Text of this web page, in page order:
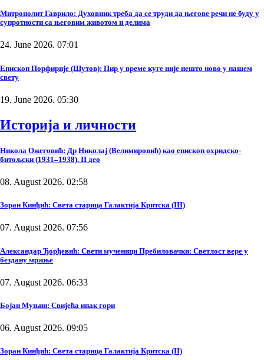
Митрополит Гаврило: Духовник треба да се труди да његове речи не буду у
супротности са његовим животом и делима
24. June 2026. 07:01
Епископ Порфирије (Шутов): Пир у време куге није нешто ново у нашем
свету
19. June 2026. 05:30
Историја и личности
Никола Ожеговић: Др Николај (Велимировић) као епископ охридско-
битољски (1931–1938), II део
08. August 2026. 02:58
Зоран Кинђић: Света старица Галактија Критска (III)
07. August 2026. 07:56
Александар Ђорђевић: Свети мученици Пребиловачки: Светлост вере у
бездану мржње
07. August 2026. 06:33
Бојан Муњин: Свијећа ипак гори
06. August 2026. 09:05
Зоран Кинђић: Света старица Галактија Критска (II)